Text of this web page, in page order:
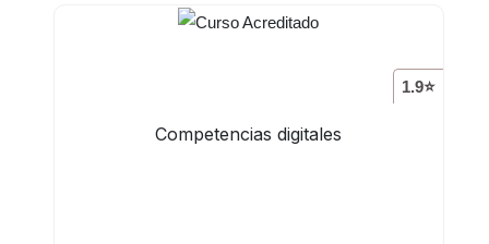
1.9⭐
Competencias digitales